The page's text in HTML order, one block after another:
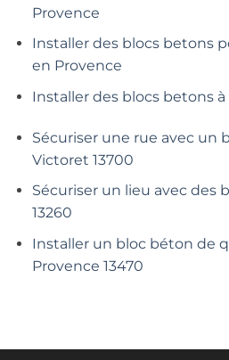
Provence
Installer des blocs betons
en Provence
Installer des blocs betons
Sécuriser une rue avec un
Victoret 13700
Sécuriser un lieu avec des
13260
Installer un bloc béton de
Provence 13470